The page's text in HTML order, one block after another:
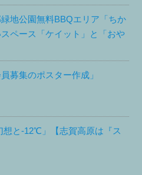
地公園無料BBQエリア「ちか
ペース「ケイット」と「おや
募集のポスター作成」
想と-12℃」【志賀高原は『ス